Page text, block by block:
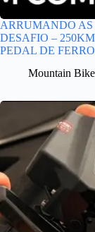
ARRUMANDO AS
DESAFIO –
PEDAL DE FERRO
Mountain Bike